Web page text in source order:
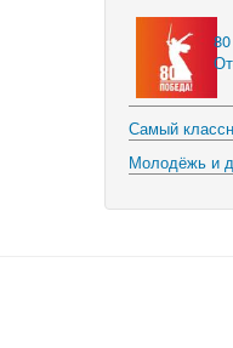
Самый
Молодёжь и